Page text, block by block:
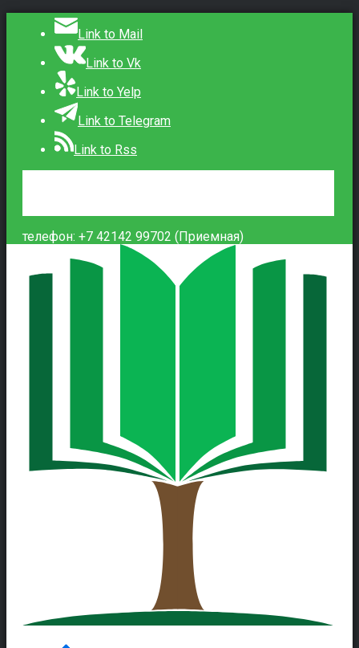
Link to Mail
Link to Vk
Link to Yelp
Link to Telegram
Link to Rss
телефон: +7 42142 99702 (Приемная)